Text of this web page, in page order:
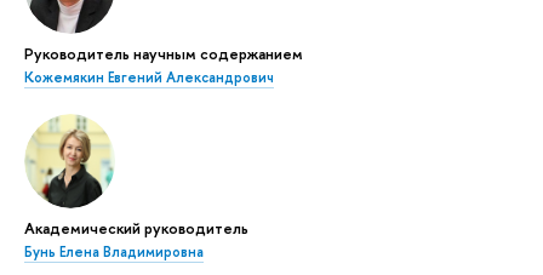
Руководитель научным содержанием
Кожемякин Евгений Александрович
Академический руководитель
Бунь Елена Владимировна